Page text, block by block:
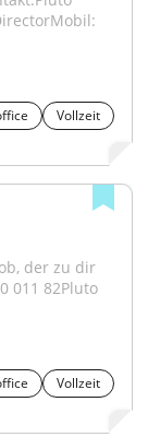
Vollzeit
der zu dir
Vollzeit